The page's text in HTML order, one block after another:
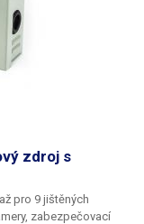
zdroj s
pro 9 jištěných
zabezpečovací